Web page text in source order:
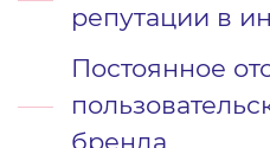
репутации в
Постоянное
бренда